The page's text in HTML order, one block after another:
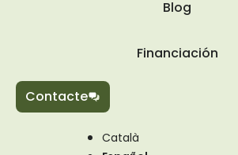
Blog
Financiación
Contacte
Català